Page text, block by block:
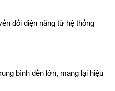
đổi điện năng từ hệ thống
bình đến lớn, mang lại hiệu